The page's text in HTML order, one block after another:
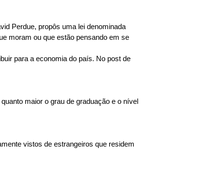
Perdue, propôs uma lei denominada
moram ou que estão pensando em se
para a economia do país. No post de
maior o grau de graduação e o nível
vistos de estrangeiros que residem